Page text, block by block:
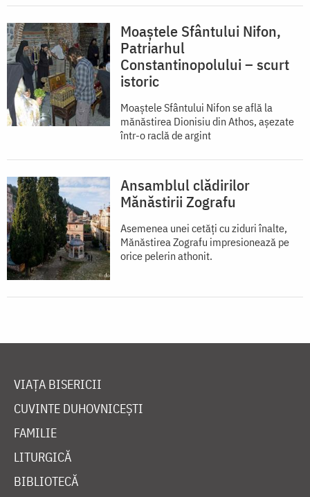
Moaștele Sfântului Nifon,
Patriarhul
Constantinopolului – scurt
istoric
Moaștele Sfântului Nifon se află la
mănăstirea Dionisiu din Athos, aşezate
într-o raclă de argint
Ansamblul clădirilor
Mănăstirii Zografu
Asemenea unei cetăţi cu ziduri înalte,
Mănăstirea Zografu impresionează pe
orice pelerin athonit.
VIAȚA BISERICII
CUVINTE DUHOVNICEȘTI
FAMILIE
LITURGICĂ
BIBLIOTECĂ